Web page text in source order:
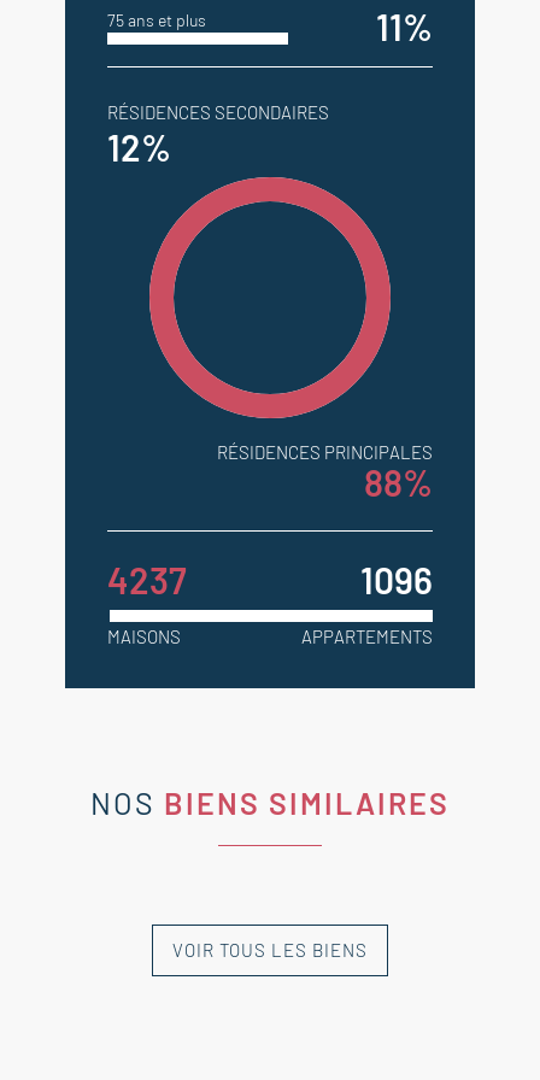
75 ans et plus 11%
RÉSIDENCES SECONDAIRES
12%
RÉSIDENCES PRINCIPALES
88%
4237 1096
MAISONS APPARTEMENTS
NOS BIENS SIMILAIRES
NOUVEAUTÉ
NOUVEAUTÉ
NOUVEAUTÉ
NOUVEAUTÉ
COMPROMIS SIGNÉ
VOIR TOUS LES BIENS